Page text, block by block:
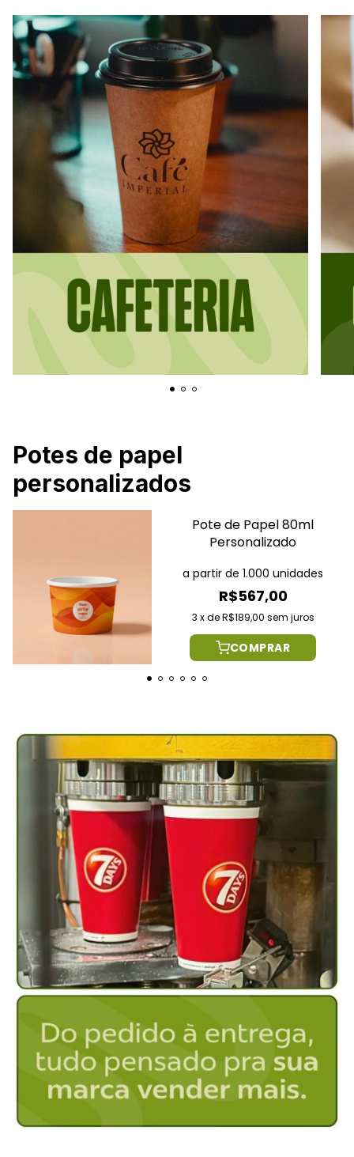
Potes de papel
personalizados
Pote de Papel 80ml
Personalizado
R$567,00
3 xdeR$189,00 sem juros
a partir de 1.000 unidades
COMPRAR